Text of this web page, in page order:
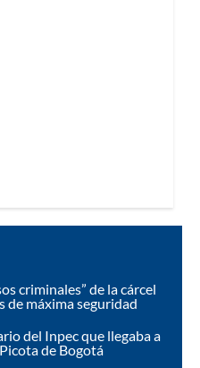
criminales” de la cárcel
de máxima seguridad
del Inpec que llegaba a
de Bogotá